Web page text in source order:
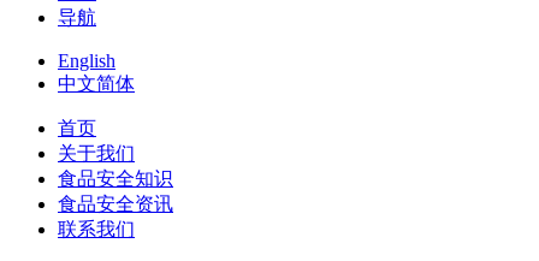
导航
English
中文简体
首页
关于我们
食品安全知识
食品安全资讯
联系我们